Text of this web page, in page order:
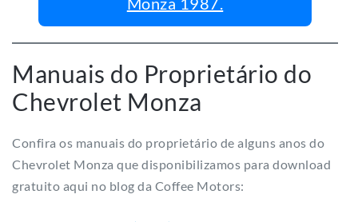
Confira os manuais do proprietário de alguns anos do
Chevrolet Monza que disponibilizamos para download
gratuito aqui no blog da Coffee Motors:
Chevrolet Monza (1983)
Chevrolet Monza (1984)
Chevrolet Monza (1985)